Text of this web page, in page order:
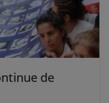
de